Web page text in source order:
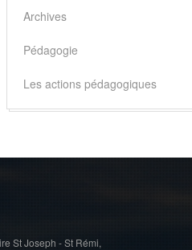
Archives
Pédagogie
Les actions pédagogiques
St Joseph - St Rémi,